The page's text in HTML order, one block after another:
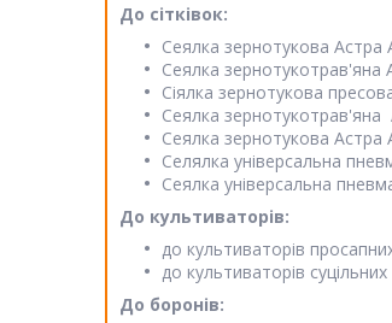
До сітківок:
Сеялка зернотукова Астра
Сеялка
Сіялка зернотукова
Сеялка
Сеялка зернотукова Астра
Селялка універсальна
Сеялка універсальна
До культиваторів:
до культиваторів
до культиваторів суцільних
До боронів: